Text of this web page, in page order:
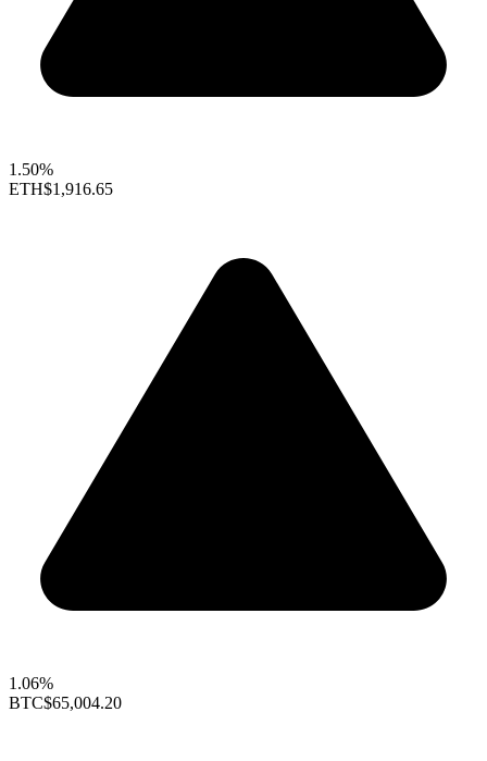
1.50%
ETH$1,916.65
1.06%
BTC$65,004.20